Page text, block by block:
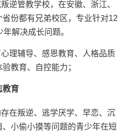
逆管教学校，在安徽、浙江、
份都有兄弟校区，专业针对12
解决成长问题。
理辅导、感恩教育、人格品质
教育、自控能力；
教育
在叛逆、逃学厌学、早恋、沉
小偷小摸等问题的青少年在短